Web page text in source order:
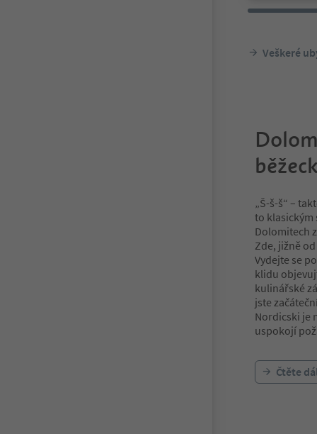
Veškeré
„Š-š-š“ –
to klasickým
Dolomitech
Zde, jižně
Vydejte se
klidu
kulinářské
jste
Nordicski je
uspokojí
Čtěte